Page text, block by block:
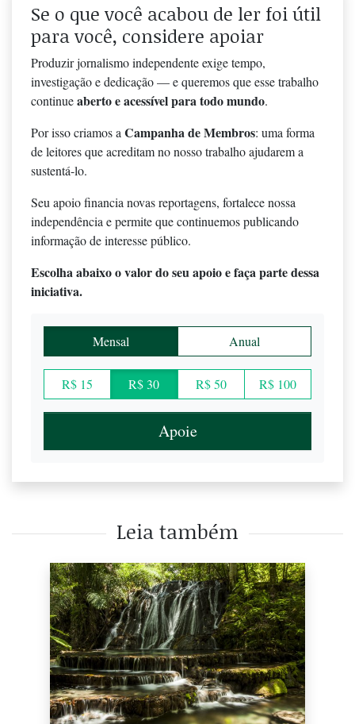
Se o que você acabou de ler foi útil
para você, considere apoiar
Produzir jornalismo independente exige tempo,
investigação e dedicação — e queremos que esse trabalho
continueaberto e acessível para todo mundo.
Por isso criamos a Campanha de Membros: uma forma
de leitores que acreditam no nosso trabalho ajudarem a
sustentá-lo.
Seu apoio financia novas reportagens, fortalece nossa
independência e permite que continuemos publicando
informação de interesse público.
Escolha abaixo o valor do seu apoio e faça parte dessa
iniciativa.
Mensal Anual
R$ 15 R$ 30 R$ 50 R$ 100
Apoie
Leia também